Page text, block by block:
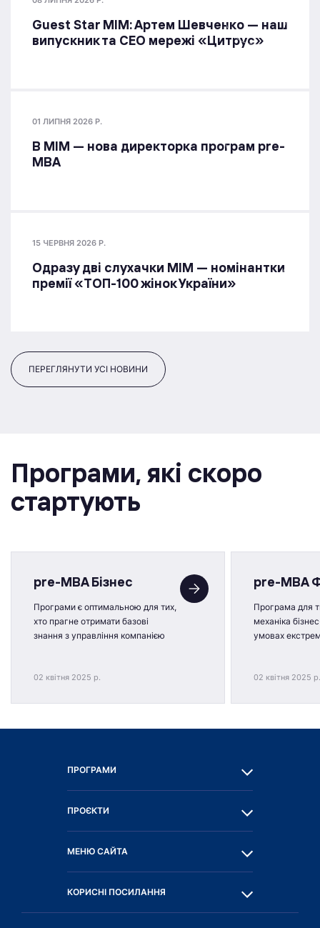
Guest Star МІМ: Артем Шевченко — наш
випускник та СЕО мережі «Цитрус»
01 ЛИПНЯ 2026 Р.
В МІМ — нова директорка програм pre-
MBA
15 ЧЕРВНЯ 2026 Р.
Одразу дві слухачки МІМ — номінантки
премії «ТОП-100 жінок України»
ПЕРЕГЛЯНУТИ УСІ НОВИНИ
Програми, якi скоро
стартують
pre-MBA Бізнес
Програми є оптимальною для тих,
хто прагне отримати базові
знання з управління компанією
02 квітня 2025 р.
pre-MBA
Програма для
механіка
умовах
02 квітня 2025 р.
ПРОГРАМИ
ПРОЄКТИ
МЕНЮ САЙТА
КОРИСНІ ПОСИЛАННЯ